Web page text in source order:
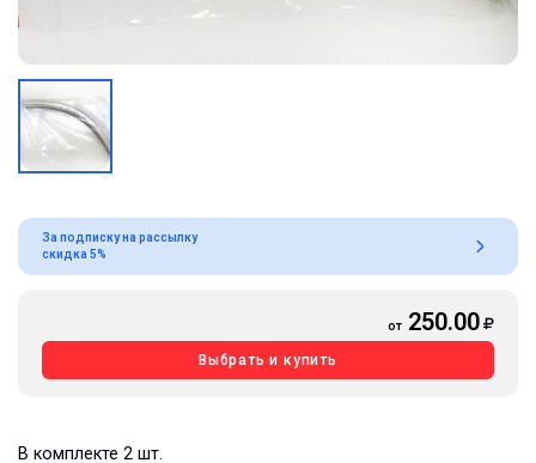
За подписку на рассылку
скидка 5%
от 250.00
Выбрать и купить
В комплекте 2 шт.